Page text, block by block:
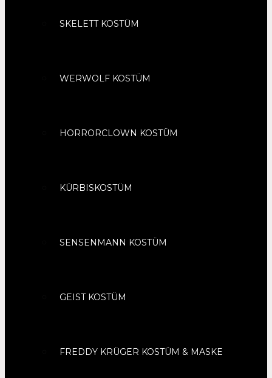
SKELETT KOSTÜM
WERWOLF KOSTÜM
HORRORCLOWN KOSTÜM
KÜRBISKOSTÜM
SENSENMANN KOSTÜM
GEIST KOSTÜM
FREDDY KRÜGER KOSTÜM & MASKE